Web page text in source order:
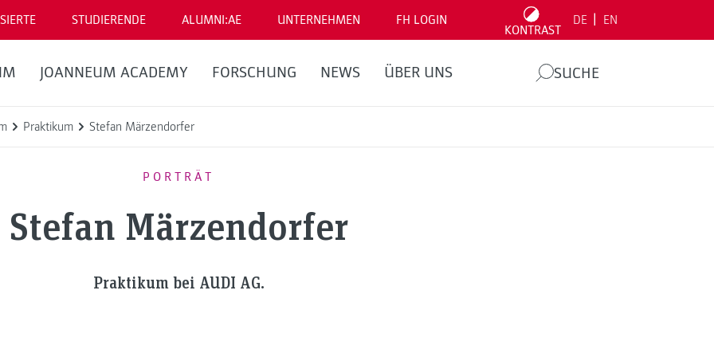
STUDIERENDE ALUMNI:AE UNTERNEHMEN FH LOGIN
KONTRAST
DE EN
JOANNEUM ACADEMY FORSCHUNG NEWS ÜBER UNS SUCHE
Praktikum Stefan Märzendorfer
PORTRÄT
Stefan Märzendorfer
Praktikum bei AUDI AG.